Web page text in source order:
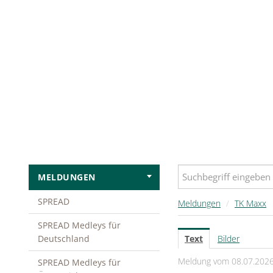
MELDUNGEN
SPREAD
SPREAD Medleys für
Deutschland
SPREAD Medleys für
Meldungen / TK Maxx
Text
Bilder
Meldung vom